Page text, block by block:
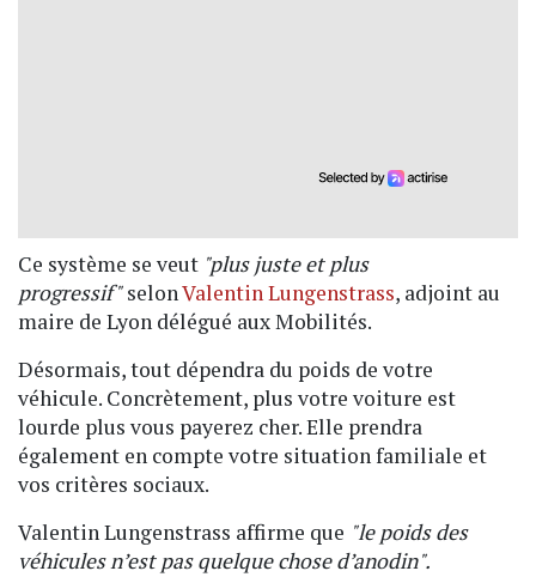
Ce système se veut "plus juste et plus
progressif"selonValentin Lungenstrass, adjoint au
maire de Lyon délégué aux Mobilités.
Désormais, tout dépendra du poids de votre
véhicule. Concrètement, plus votre voiture est
lourde plus vous payerez cher. Elle prendra
également en compte votre situation familiale et
vos critères sociaux.
Valentin Lungenstrass affirme que "le poids des
véhicules n’est pas quelque chose d’anodin".